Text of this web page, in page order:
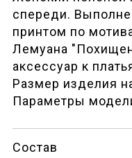
спереди.
принтом по
Лемуана
аксессуар к
Размер изделия
Параметры
Состав